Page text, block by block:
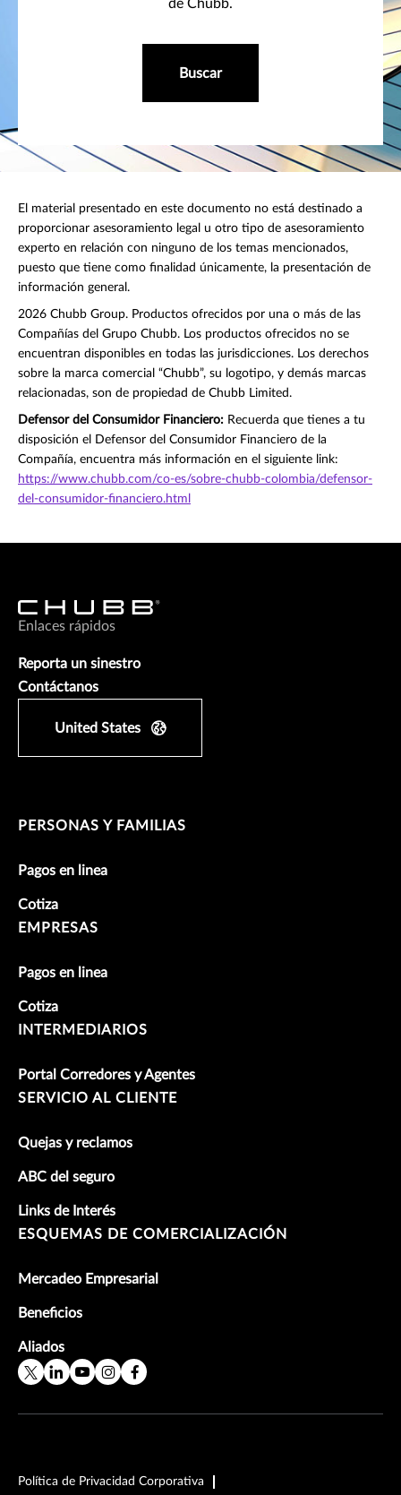
de Chubb.
Buscar
El material presentado en este documento no está destinado a
proporcionar asesoramiento legal u otro tipo de asesoramiento
experto en relación con ninguno de los temas mencionados,
puesto que tiene como finalidad únicamente, la presentación de
información general.
2026 Chubb Group. Productos ofrecidos por una o más de las
Compañías del Grupo Chubb. Los productos ofrecidos no se
encuentran disponibles en todas las jurisdicciones. Los derechos
sobre la marca comercial “Chubb”, su logotipo, y demás marcas
relacionadas, son de propiedad de Chubb Limited.
Defensor del Consumidor Financiero: Recuerda que tienes a tu
disposición el Defensor del Consumidor Financiero de la
Compañía, encuentra más información en el siguiente link:
https://www.chubb.com/co-es/sobre-chubb-colombia/defensor-
del-consumidor-financiero.html
Enlaces rápidos
Reporta un sinestro
Contáctanos
United States
PERSONAS Y FAMILIAS
Pagos en linea
Cotiza
EMPRESAS
Pagos en linea
Cotiza
INTERMEDIARIOS
Portal Corredores y Agentes
SERVICIO AL CLIENTE
Quejas y reclamos
ABC del seguro
Links de Interés
ESQUEMAS DE COMERCIALIZACIÓN
Mercadeo Empresarial
Beneficios
Aliados
Política de Privacidad Corporativa